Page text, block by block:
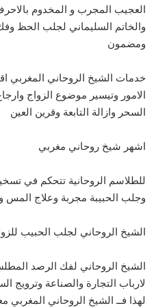
العجيب المجرب و المخدوم بالاحرف
والخاتم السليماني لجلب الحظ
ومضمون
خدمات الشيخ الروحاني المغربي
الامور وتيسير موضوع الزواج
السحر وازالة التابعة وقرين العين
اشهر شيخ روحاني مغربي
للطلاسم الروحانية تتحكم في
وجلب الحبيبة مجربة وعلاج
الشيخ الروحاني لجلب الحبيب
الشيخ الروحاني لفك الرصد
لارباب التجارة والصناعة
لهذا فــ الشيخ الروحاني